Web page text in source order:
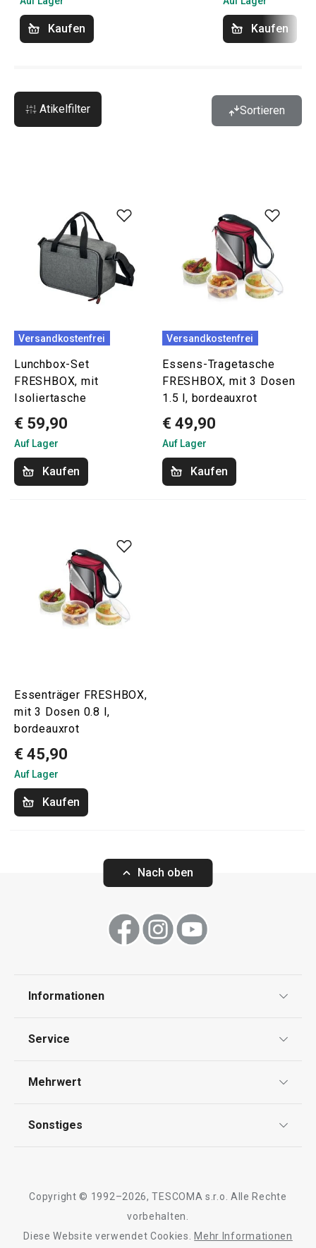
Kaufen Kaufen
Atikelfilter Sortieren
Versandkostenfrei
Lunchbox-Set
FRESHBOX, mit
Isoliertasche
€ 59,90
Auf Lager
Kaufen
Versandkostenfrei
Essens-Tragetasche
FRESHBOX, mit 3 Dosen
1.5 l, bordeauxrot
€ 49,90
Auf Lager
Kaufen
Essenträger FRESHBOX,
mit 3 Dosen 0.8 l,
bordeauxrot
€ 45,90
Auf Lager
Kaufen
Nach oben
Informationen
Impressum
Service
Rückgabe von Waren/Reklamation
Mehrwert
Sonstiges
Barrierefreiheit
Copyright © 1992–2026, TESCOMA s.r.o. Alle Rechte
vorbehalten.
Diese Website verwendet Cookies.
Mehr Informationen